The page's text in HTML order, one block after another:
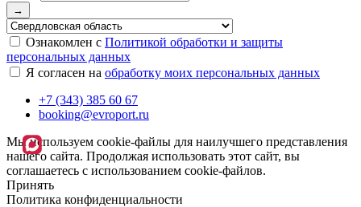
→
Ознакомлен с Политикой обработки и защиты
персональных данных
Я согласен на обработку моих персональных данных
+7 (343) 385 60 67
booking@evroport.ru
Мы используем cookie-файлы для наилучшего представления
нашего сайта. Продолжая использовать этот сайт, вы
соглашаетесь с использованием cookie-файлов.
Принять
Политика конфиденциальности